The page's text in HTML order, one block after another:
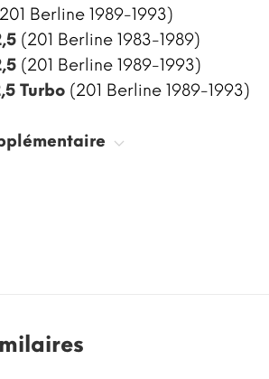
Berline 1989-1993)
(201 Berline 1983-1989)
(201 Berline 1989-1993)
Turbo (201 Berline 1989-1993)